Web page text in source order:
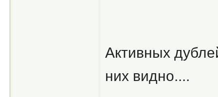
Активных
них видно....